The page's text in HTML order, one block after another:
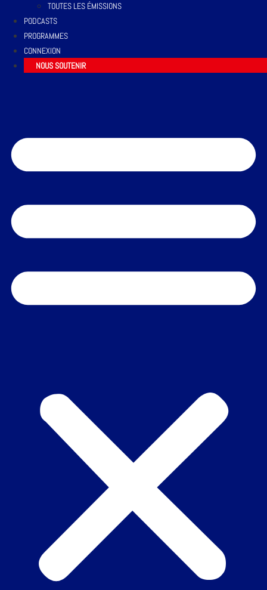
TOUTES LES ÉMISSIONS
PODCASTS
PROGRAMMES
CONNEXION
NOUS SOUTENIR